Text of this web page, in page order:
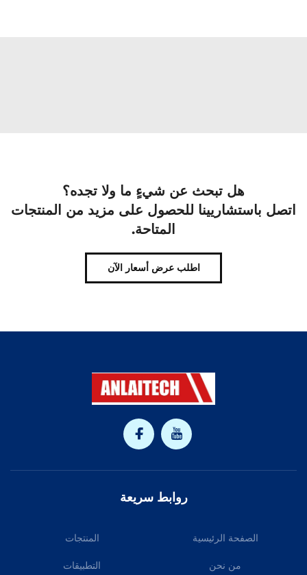
هل تبحث عن شيءٍ ما ولا تجده؟
اتصل باستشاريينا للحصول على مزيد من المنتجات
المتاحة.
اطلب عرض أسعار الآن
روابط سريعة
الصفحة الرئيسية المنتجات
من نحن التطبيقات